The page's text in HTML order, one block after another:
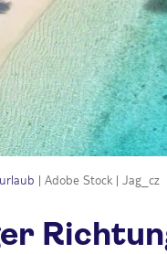
| Adobe Stock | Jag_cz